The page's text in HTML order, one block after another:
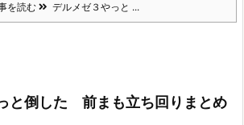
を読む デルメゼ３やっと ...
と倒した 前まも立ち回りまとめ